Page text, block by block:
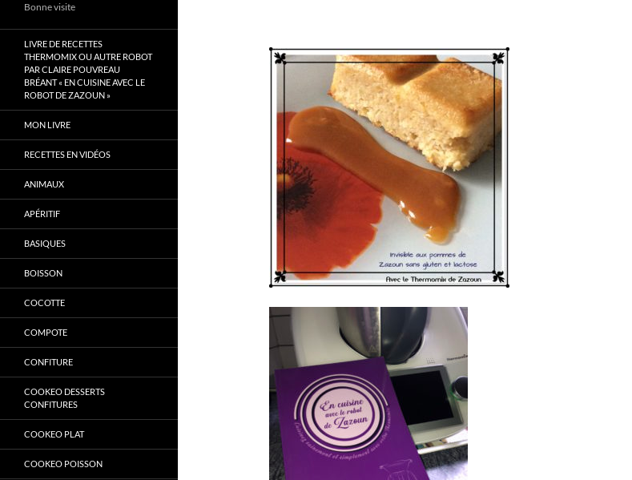
Bonne visite
LIVRE DE RECETTES
THERMOMIX OU AUTRE ROBOT
PAR CLAIRE POUVREAU
BRÉANT « EN CUISINE AVEC LE
ROBOT DE ZAZOUN »
MON LIVRE
RECETTES EN VIDÉOS
ANIMAUX
APÉRITIF
BASIQUES
BOISSON
COCOTTE
COMPOTE
CONFITURE
COOKEO DESSERTS
CONFITURES
COOKEO PLAT
COOKEO POISSON